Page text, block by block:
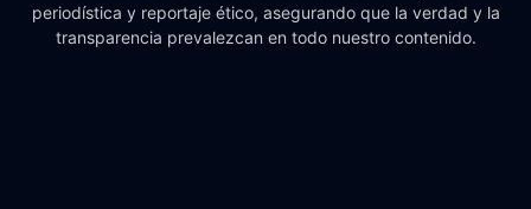
periodística y reportaje ético, asegurando que la verdad y la
transparencia prevalezcan en todo nuestro contenido.